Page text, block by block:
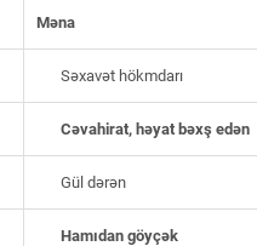
Məna
Səxavət hökmdarı
Cəvahirat, həyat bəxş edən
Gül dərən
Hamıdan göyçək